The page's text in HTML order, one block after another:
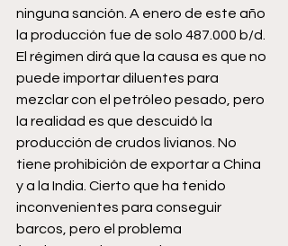
ninguna sanción. A enero de este año
la producción fue de solo 487.000 b/d.
El régimen dirá que la causa es que no
puede importar diluentes para
mezclar con el petróleo pesado, pero
la realidad es que descuidó la
producción de crudos livianos. No
tiene prohibición de exportar a China
y a la India. Cierto que ha tenido
inconvenientes para conseguir
barcos, pero el problema